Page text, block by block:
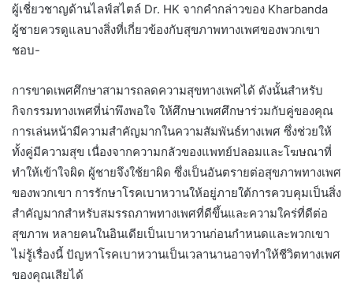
ผู้เชี่ยวชาญด้านไลฟ์สไตล์ Dr. HK จากคำกล่าวของ Kharbanda
ผู้ชายควรดูแลบางสิ่งที่เกี่ยวข้องกับสุขภาพทางเพศของพวกเขา
ชอบ-
การขาดเพศศึกษาสามารถลดความสุขทางเพศได้ ดังนั้นสำหรับ
กิจกรรมทางเพศที่น่าพึงพอใจ ให้ศึกษาเพศศึกษาร่วมกับคู่ของคุณ
การเล่นหน้ามีความสำคัญมากในความสัมพันธ์ทางเพศ ซึ่งช่วยให้
ทั้งคู่มีความสุข เนื่องจากความกลัวของแพทย์ปลอมและโฆษณาที่
ทำให้เข้าใจผิด ผู้ชายจึงใช้ยาผิด ซึ่งเป็นอันตรายต่อสุขภาพทางเพศ
ของพวกเขา การรักษาโรคเบาหวานให้อยู่ภายใต้การควบคุมเป็นสิ่ง
สำคัญมากสำหรับสมรรถภาพทางเพศที่ดีขึ้นและความใคร่ที่ดีต่อ
สุขภาพ หลายคนในอินเดียเป็นเบาหวานก่อนกำหนดและพวกเขา
ไม่รู้เรื่องนี้ ปัญหาโรคเบาหวานเป็นเวลานานอาจทำให้ชีวิตทางเพศ
ของคุณเสียได้